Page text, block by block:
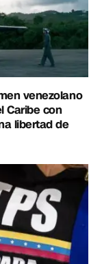
venezolano
Caribe con
libertad de